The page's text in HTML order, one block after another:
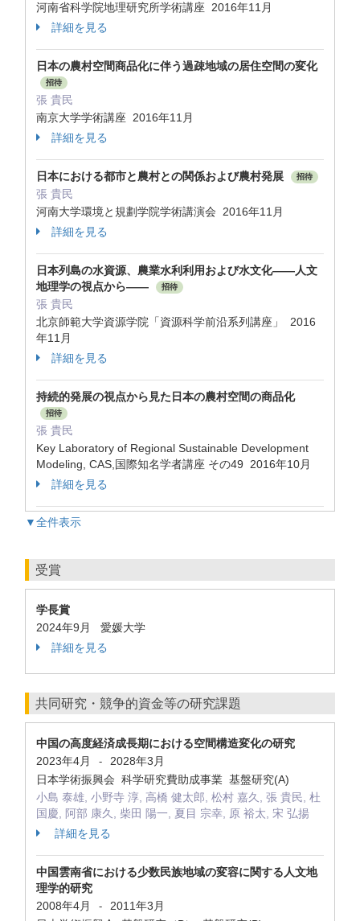
河南省科学院地理研究所学術講座 2016年11月
詳細を見る
日本の農村空間商品化に伴う過疎地域の居住空間の変化
招待
張 貴民
南京大学学術講座 2016年11月
詳細を見る
日本における都市と農村との関係および農村発展 招待
張 貴民
河南大学環境と規劃学院学術講演会 2016年11月
詳細を見る
日本列島の水資源、農業水利利用および水文化――人文
地理学の視点から――
招待
張 貴民
北京師範大学資源学院「資源科学前沿系列講座」 2016
年11月
詳細を見る
持続的発展の視点から見た日本の農村空間の商品化
招待
張 貴民
Key Laboratory of Regional Sustainable Development
Modeling, CAS,国際知名学者講座 その49 2016年10月
詳細を見る
▼全件表示
受賞
学長賞
2024年9月 愛媛大学
詳細を見る
共同研究・競争的資金等の研究課題
中国の高度経済成長期における空間構造変化の研究
2023年4月
-
2028年3月
日本学術振興会 科学研究費助成事業 基盤研究(A)
小島 泰雄, 小野寺 淳, 高橋 健太郎, 松村 嘉久, 張 貴民, 杜
国慶, 阿部 康久, 柴田 陽一, 夏目 宗幸, 原 裕太, 宋 弘揚
詳細を見る
中国雲南省における少数民族地域の変容に関する人文地
理学的研究
2008年4月
-
2011年3月